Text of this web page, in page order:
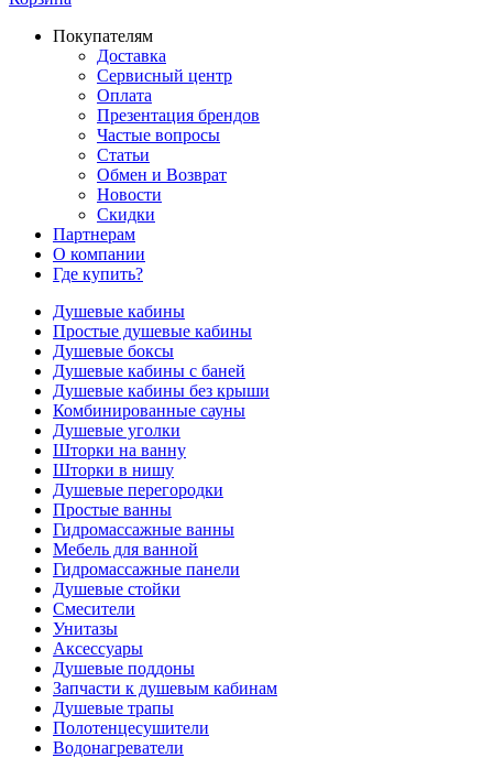
Покупателям
Доставка
Сервисный центр
Оплата
Презентация брендов
Частые вопросы
Статьи
Обмен и Возврат
Новости
Скидки
Партнерам
О компании
Где купить?
Душевые кабины
Простые душевые кабины
Душевые боксы
Душевые кабины с баней
Душевые кабины без крыши
Комбинированные сауны
Душевые уголки
Шторки на ванну
Шторки в нишу
Душевые перегородки
Простые ванны
Гидромассажные ванны
Мебель для ванной
Гидромассажные панели
Душевые стойки
Смесители
Унитазы
Аксессуары
Душевые поддоны
Запчасти к душевым кабинам
Душевые трапы
Полотенцесушители
Водонагреватели